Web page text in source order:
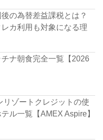
後の為替差益課税とは？
カ利用も対象になる理
ナ朝食完全一覧【2026
リゾートクレジットの使
ル一覧【AMEX Aspire】